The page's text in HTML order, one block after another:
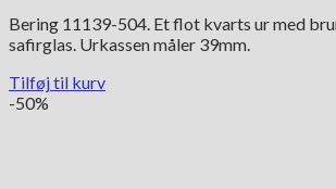
Bering 11139-504. Et flot kvarts ur med
safirglas. Urkassen måler 39mm.
Tilføj til kurv
-50%